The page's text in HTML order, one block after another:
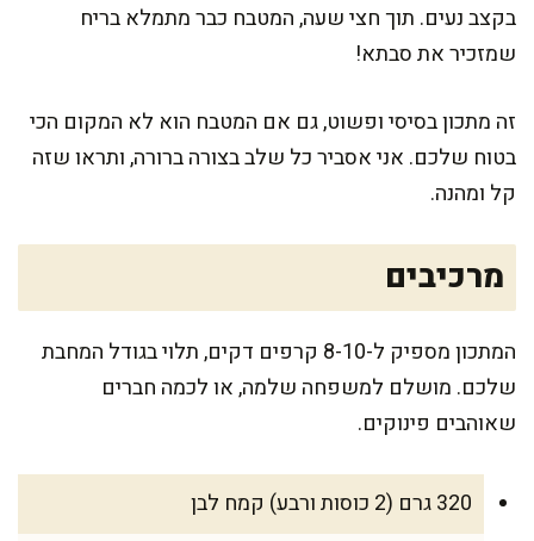
בקצב נעים. תוך חצי שעה, המטבח כבר מתמלא בריח
שמזכיר את סבתא!
זה מתכון בסיסי ופשוט, גם אם המטבח הוא לא המקום הכי
בטוח שלכם. אני אסביר כל שלב בצורה ברורה, ותראו שזה
קל ומהנה.
מרכיבים
המתכון מספיק ל-8-10 קרפים דקים, תלוי בגודל המחבת
שלכם. מושלם למשפחה שלמה, או לכמה חברים
שאוהבים פינוקים.
320 גרם (2 כוסות ורבע) קמח לבן